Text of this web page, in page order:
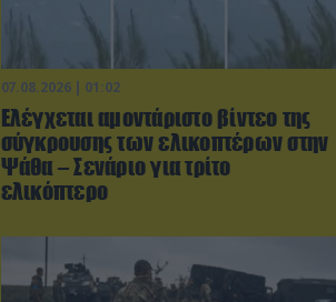
07.08.2026 | 01:02
Ελέγχεται αμοντάριστο βίντεο της
σύγκρουσης των ελικοπτέρων στην
Ψάθα – Σενάριο για τρίτο
ελικόπτερο